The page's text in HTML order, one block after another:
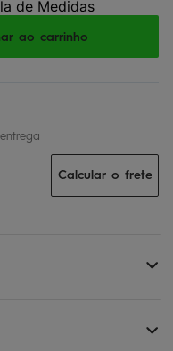
de Medidas
ao carrinho
Calcular o frete